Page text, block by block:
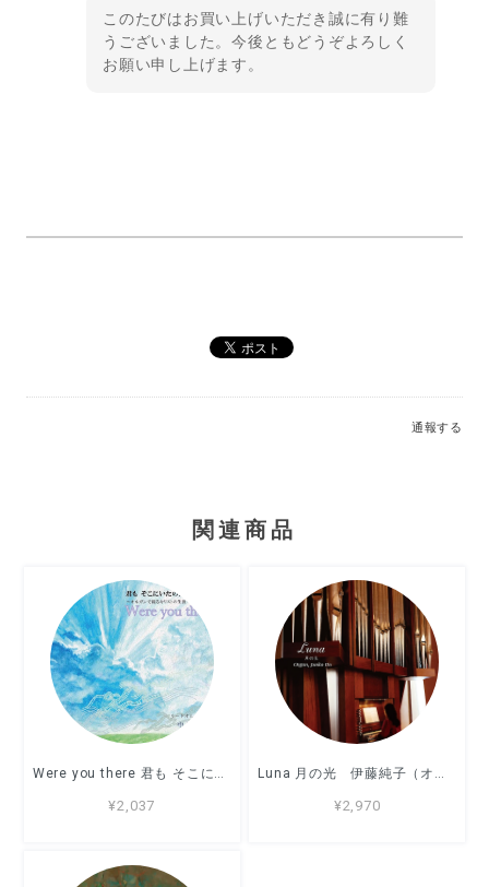
このたびはお買い上げいただき誠に有り難
うございました。今後ともどうぞよろしく
お願い申し上げます。
通報する
関連商品
Were you there 君も そこにいたのか リードオルガン：中村証二
¥2,037
Luna 月の光 伊藤純子（オルガン）
¥2,970